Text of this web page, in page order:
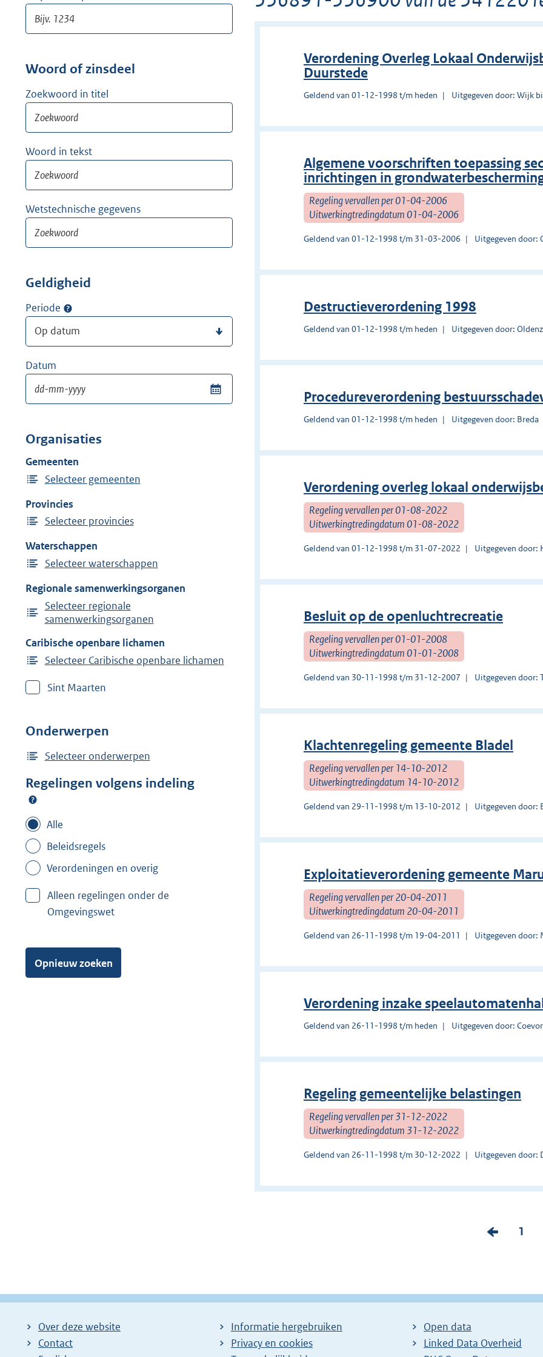
Woord of zinsdeel
Zoekwoord in titel
Woord in tekst
Wetstechnische gegevens
Geldigheid
Periode
Datum
Organisaties
Gemeenten
Selecteer gemeenten
Provincies
Selecteer provincies
Waterschappen
Selecteer waterschappen
Regionale samenwerkingsorganen
Selecteer regionale
samenwerkingsorganen
Caribische openbare lichamen
Selecteer Caribische openbare lichamen
Sint Maarten
Onderwerpen
Selecteer onderwerpen
Regelingen volgens indeling
Alle
Beleidsregels
Verordeningen en overig
Alleen regelingen onder de
Omgevingswet
Opnieuw zoeken
Verordening Overleg Lokaal
Duurstede
Geldend van 01-12-1998 t/m heden Uitgegeven door: Wijk
Algemene voorschriften toepassing
inrichtingen in
Regeling vervallen per 01-04-2006
Uitwerkingtredingdatum 01-04-2006
Geldend van 01-12-1998 t/m 31-03-2006 Uitgegeven door:
Destructieverordening 1998
Geldend van 01-12-1998 t/m heden Uitgegeven door:
Procedureverordening
Geldend van 01-12-1998 t/m heden Uitgegeven door: Breda
Verordening overleg lokaal
Regeling vervallen per 01-08-2022
Uitwerkingtredingdatum 01-08-2022
Geldend van 01-12-1998 t/m 31-07-2022 Uitgegeven door:
Besluit op de openluchtrecreatie
Regeling vervallen per 01-01-2008
Uitwerkingtredingdatum 01-01-2008
Geldend van 30-11-1998 t/m 31-12-2007 Uitgegeven door:
Klachtenregeling gemeente Bladel
Regeling vervallen per 14-10-2012
Uitwerkingtredingdatum 14-10-2012
Geldend van 29-11-1998 t/m 13-10-2012 Uitgegeven door:
Exploitatieverordening gemeente
Regeling vervallen per 20-04-2011
Uitwerkingtredingdatum 20-04-2011
Geldend van 26-11-1998 t/m 19-04-2011 Uitgegeven door:
Verordening inzake
Geldend van 26-11-1998 t/m heden Uitgegeven door:
Regeling gemeentelijke belastingen
Regeling vervallen per 31-12-2022
Uitwerkingtredingdatum 31-12-2022
Geldend van 26-11-1998 t/m 30-12-2022 Uitgegeven door:
V
g
p
P
n
:
1
Over deze website
Contact
Informatie hergebruiken
Privacy en cookies
Open data
Linked Data Overheid